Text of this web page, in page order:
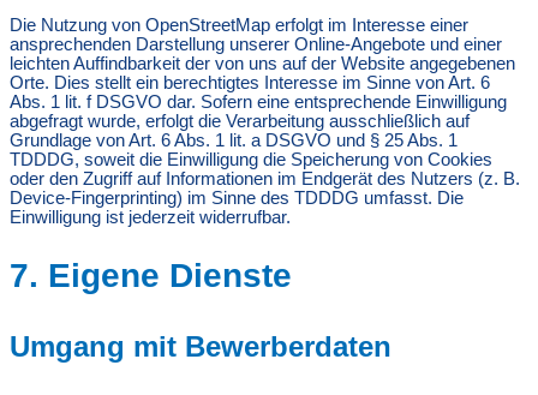
Die Nutzung von OpenStreetMap erfolgt im Interesse einer
ansprechenden Darstellung unserer Online-Angebote und einer
leichten Auffindbarkeit der von uns auf der Website angegebenen
Orte. Dies stellt ein berechtigtes Interesse im Sinne von Art. 6
Abs. 1 lit. f DSGVO dar. Sofern eine entsprechende Einwilligung
abgefragt wurde, erfolgt die Verarbeitung ausschließlich auf
Grundlage von Art. 6 Abs. 1 lit. a DSGVO und § 25 Abs. 1
TDDDG, soweit die Einwilligung die Speicherung von Cookies
oder den Zugriff auf Informationen im Endgerät des Nutzers (z. B.
Device-Fingerprinting) im Sinne des TDDDG umfasst. Die
Einwilligung ist jederzeit widerrufbar.
7. Eigene Dienste
Umgang mit Bewerberdaten